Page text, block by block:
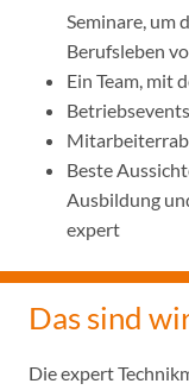
Seminare, um
Berufsleben
Ein Team, mit
Beste
Ausbildung
expert
Das sind
Die expert